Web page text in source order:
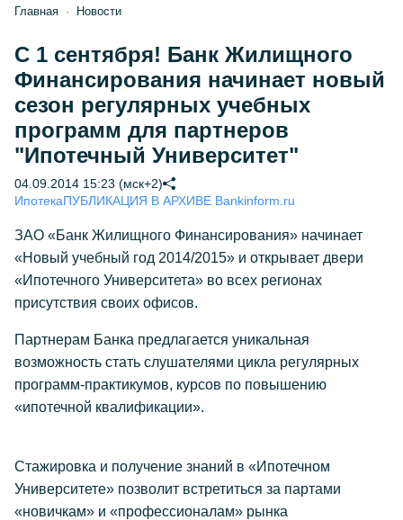
Главная Новости
С 1 сентября! Банк Жилищного
Финансирования начинает новый
сезон регулярных учебных
программ для партнеров
"Ипотечный Университет"
04.09.2014 15:23 (мск+2)
ИпотекаПУБЛИКАЦИЯ В АРХИВЕ Bankinform.ru
ЗАО «Банк Жилищного Финансирования» начинает
«Новый учебный год 2014/2015» и открывает двери
«Ипотечного Университета» во всех регионах
присутствия своих офисов.
Партнерам Банка предлагается уникальная
возможность стать слушателями цикла регулярных
программ-практикумов, курсов по повышению
«ипотечной квалификации».
Стажировка и получение знаний в «Ипотечном
Университете» позволит встретиться за партами
«новичкам» и «профессионалам» рынка